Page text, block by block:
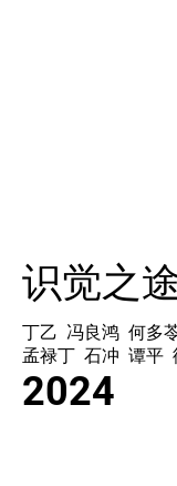
识觉之
丁乙 冯良鸿 何多
孟禄丁 石冲 谭平
2024